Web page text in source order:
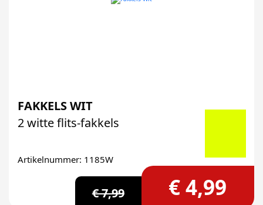
FAKKELS WIT
2 witte flits-fakkels
Artikelnummer: 1185W
€ 7,99 € 4,99